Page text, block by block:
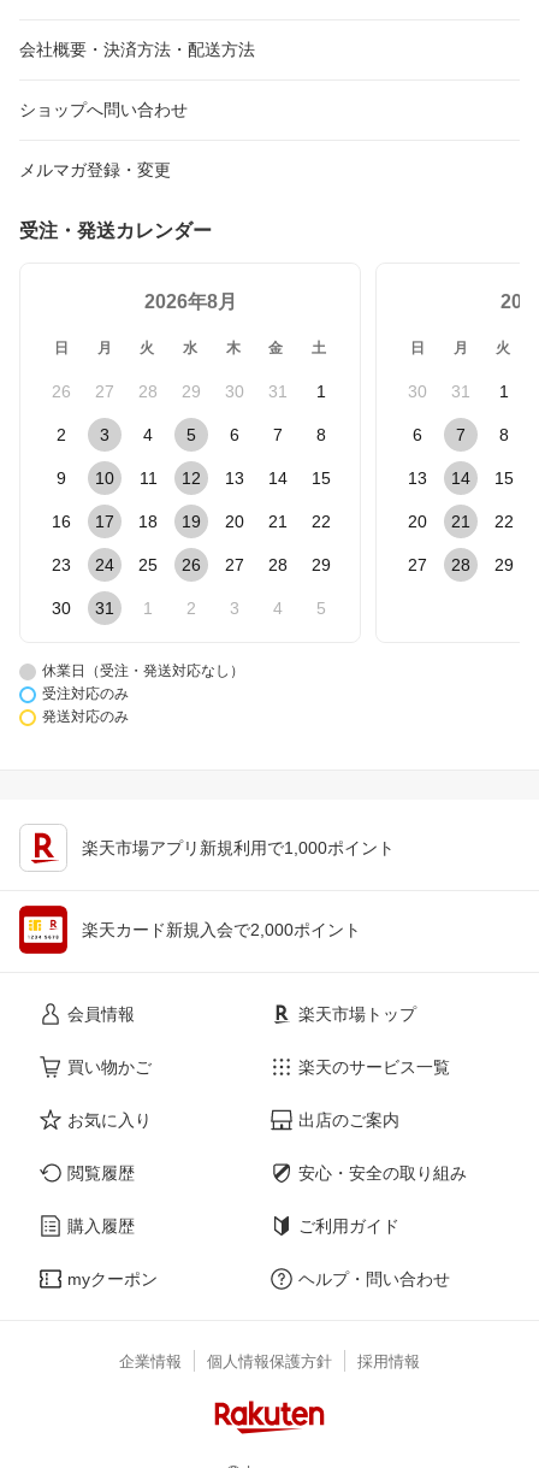
会社概要・決済方法・配送方法
ショップへ問い合わせ
メルマガ登録・変更
受注・発送カレンダー
2026年8月
日 月 火 水 木 金 土
26 27 28 29 30 31 1
2 3 4 5 6 7 8
9 10 11 12 13 14 15
16 17 18 19 20 21 22
23 24 25 26 27 28 29
30 31 1 2 3 4 5
日 月 火
30 31 1
6 7 8
13 14 15
20 21 22
27 28 29
休業日（受注・発送対応なし）
受注対応のみ
発送対応のみ
楽天市場アプリ新規利用で1,000ポイント
楽天カード新規入会で2,000ポイント
会員情報
買い物かご
お気に入り
閲覧履歴
購入履歴
myクーポン
楽天市場トップ
楽天のサービス一覧
出店のご案内
安心・安全の取り組み
ご利用ガイド
ヘルプ・問い合わせ
企業情報 個人情報保護方針 採用情報